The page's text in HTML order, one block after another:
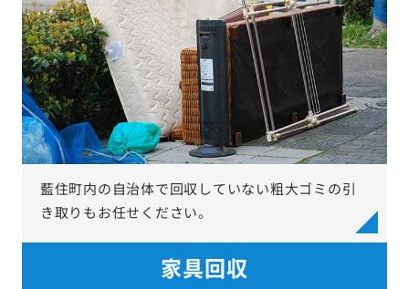
藍住町内の自治体で回収していない粗大ゴミの引
き取りもお任せください。
家具回収